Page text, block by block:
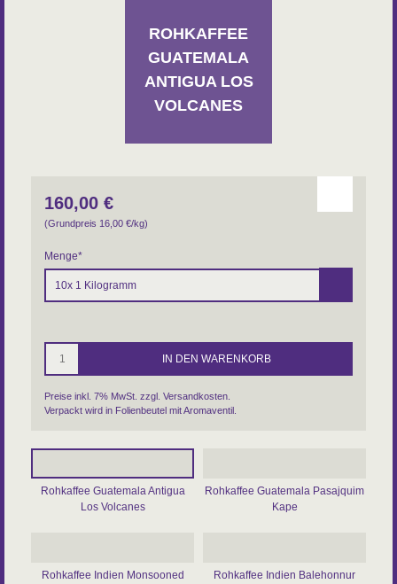
ROHKAFFEE
GUATEMALA
ANTIGUA LOS
VOLCANES
160,00 €
(Grundpreis 16,00 €/kg)
Menge*
Preise inkl. 7% MwSt. zzgl. Versandkosten
Verpackt wird in Folienbeutel mit Aromaventil.
Rohkaffee Guatemala Antigua
Los Volcanes
Rohkaffee Guatemala Pasajquim
Kape
Rohkaffee Indien Monsooned
Rohkaffee Indien Balehonnur